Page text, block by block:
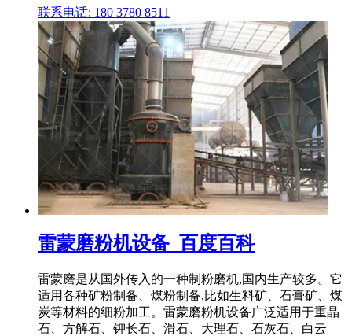
联系电话: 180 3780 8511
雷蒙磨粉机设备_百度百科
雷蒙磨是从国外传入的一种制粉磨机,国内生产较多。它
适用各种矿粉制备、煤粉制备,比如生料矿、石膏矿、煤
炭等材料的细粉加工。雷蒙磨粉机设备广泛适用于重晶
石、方解石、钾长石、滑石、大理石、石灰石、白云